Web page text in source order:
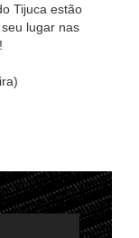
Tijuca estão
lugar nas